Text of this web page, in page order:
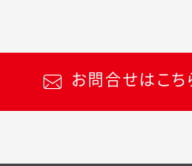
お問合せはこち